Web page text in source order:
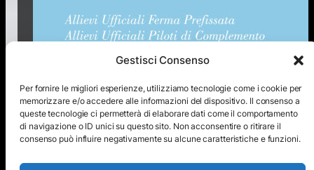
Gestisci Consenso
Per fornire le migliori esperienze, utilizziamo tecnologie come i cookie per
memorizzare e/o accedere alle informazioni del dispositivo. Il consenso a
queste tecnologie ci permetterà di elaborare dati come il comportamento
di navigazione o ID unici su questo sito. Non acconsentire o ritirare il
consenso può influire negativamente su alcune caratteristiche e funzioni.
4 Agosto 2026
l’ammissione al 25° corso Allievi Ufficiali